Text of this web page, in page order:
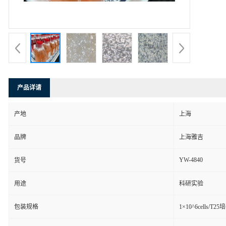
产品详请
产地 上海
品牌 上海雅吉
货号 YW-4840
用途 科研实验
包装规格 1×10^6cells/T25